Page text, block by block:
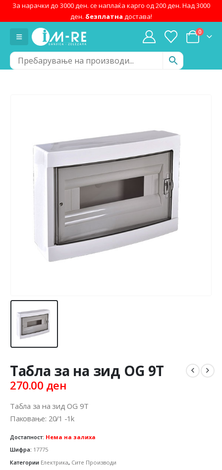
За нарачки до 3000 ден. се наплаќа карго од 200 ден. Над 3000
ден. безплатна достава!
0
Табла за на зид ОG 9T
270.00 ден
Табла за на зид ОG 9T
Паковање: 20/1 -1k
Достапност: Нема на залиха
Шифра: 17775
Категории Електрика, Сите Производи